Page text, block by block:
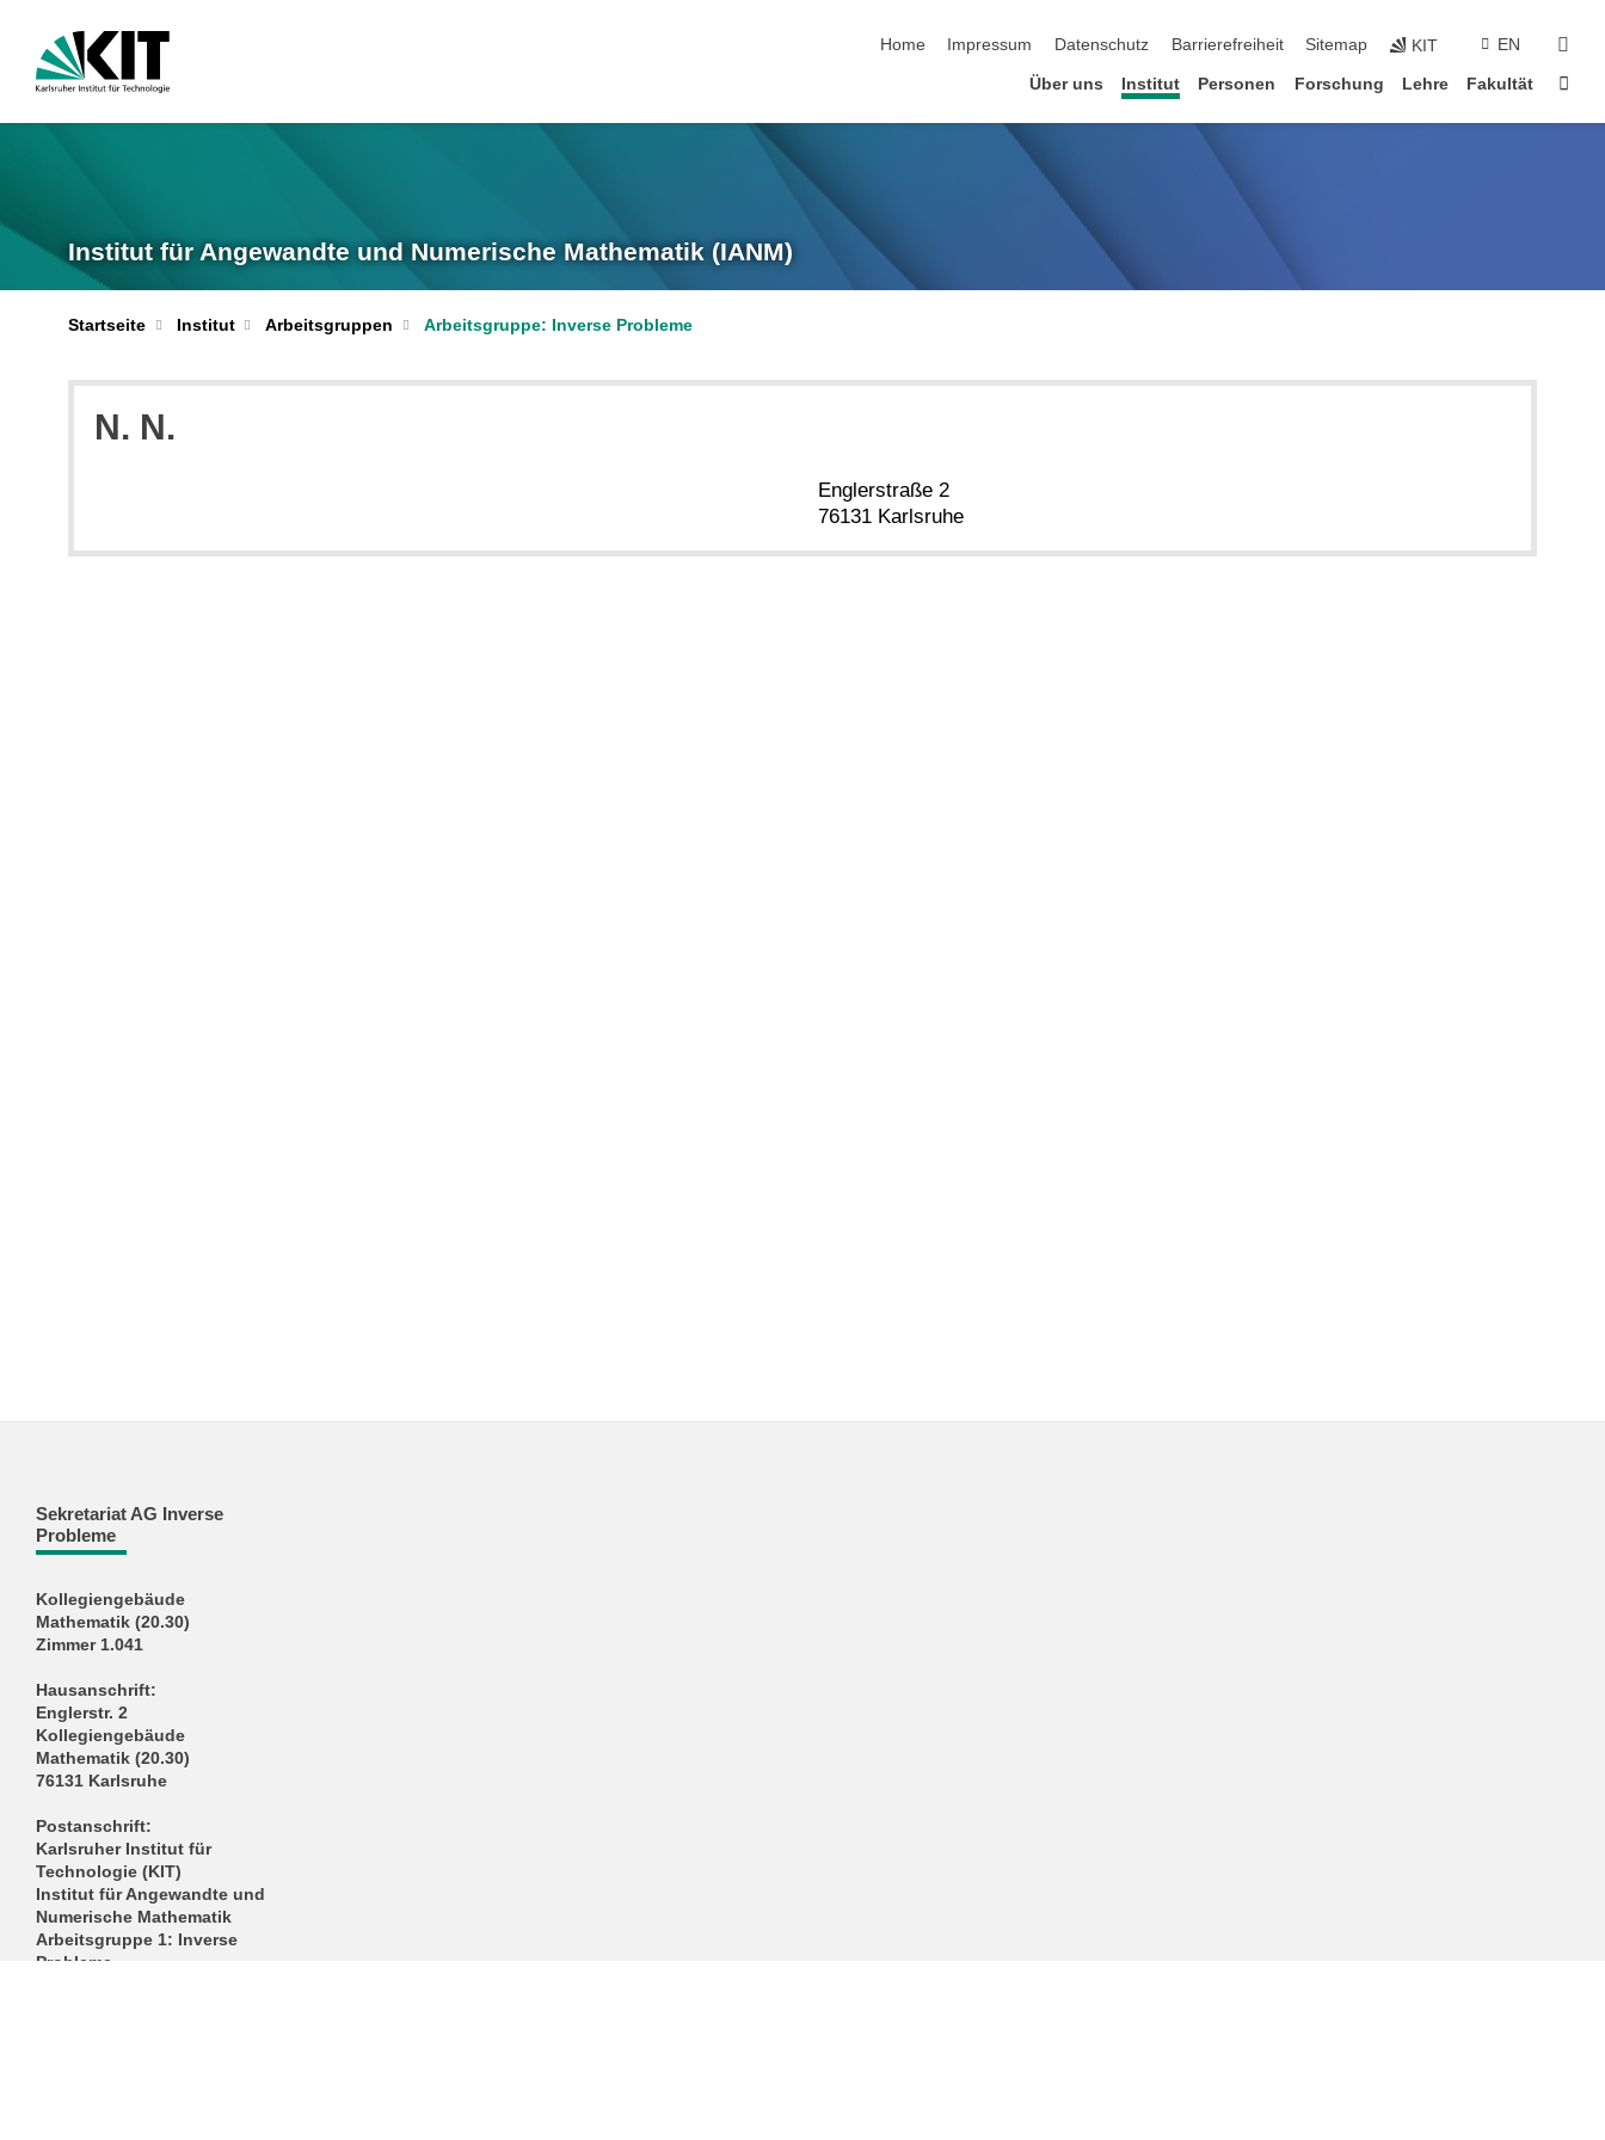
Home
Impressum Datenschutz Barrierefreiheit Sitemap KIT EN
Über uns Institut Personen Forschung Lehre Fakultät
Institut für Angewandte und Numerische Mathematik (IANM)
Startseite Institut Arbeitsgruppen Arbeitsgruppe: Inverse Probleme
N. N.
Englerstraße 2
76131 Karlsruhe
Sekretariat AG Inverse
Probleme
Kollegiengebäude
Mathematik (20.30)
Zimmer 1.041
Hausanschrift:
Englerstr. 2
Kollegiengebäude
Mathematik (20.30)
76131 Karlsruhe
Postanschrift:
Karlsruher Institut für
Technologie (KIT)
Institut für Angewandte und
Numerische Mathematik
Arbeitsgruppe 1: Inverse
Probleme